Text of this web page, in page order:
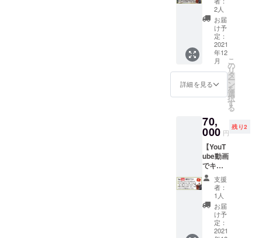
す。ご
来店時
にプレ
オープ
ンご招
待の
メール
をお見
さい。
（オー
が12月
下旬～
１月予
定なの
で、プ
レオー
プン日
は、12
月上旬
～１月
上旬予
定で
す。）
り、ア
ルコー
ルの提
供を自
粛する
期間が
ある場
合があ
す。 ※
複数枚
能で
す。
（有効
期限：
初めて
のご来
店か
ら、6ヶ
月間有
効）
ポーチ
をお送
りしま
す！ 今
回のお
礼品の
為に
オリジ
ナルス
と、
ポーチ
です。
いろん
なとこ
ろに
貼っ
て、ガ
シガシ
使って
いただ
けた
ら、嬉
カクテ
ルなど
など…
現役
バーテ
ンダー
のカイ
君にム
チャ振
さい！
すべて
叶えて
くれま
す！笑
オリジ
ナルカ
クテル
完成
後、作
り方や
レシピ
をまと
ズ、イ
ベン
ト、
ネット
ショッ
プ、
キャン
プ場、
地域応
ト、
ショッ
プ、飲
食
店...etc
幅広く
対応い
たしま
す！ イ
ンスタ
のス
トー
リーズ
か？プ
ラン】
★GAR
AMPの
スペー
ス（一
部）を2
日間貸
し出し
ます！
お店の
スを貸
し出し
ますの
で、雑
貨でも
コー
ヒーで
も何で
も販売
OKで
す！
ワーク
ショッ
2人
お届
け予
定：
2021
年12
月
詳細を見る
こ
の
リ
タ
ー
ン
を
選
択
す
る
70,
000 円
残り2
【YouT
ube動画
でキャ
ンプギ
ア紹介
プラ
ン】 ★
旅キャ
ンの
YouTub
支援
者：
1人
お届
け予
定：
2021